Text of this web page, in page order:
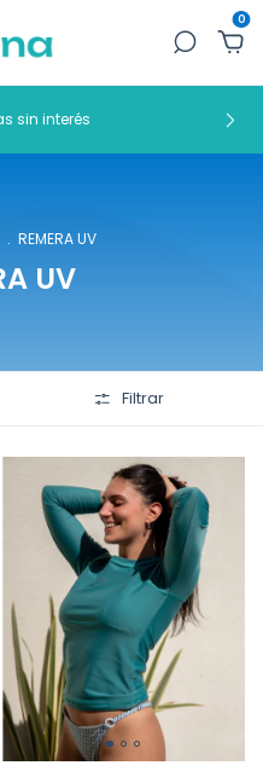
0
sin interés
. REMERA UV
UV
Filtrar